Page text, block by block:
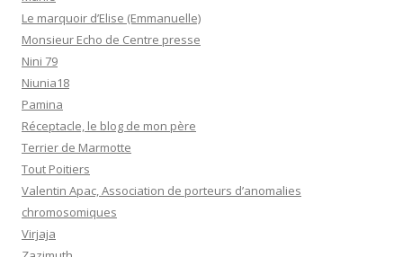
Le marquoir d’Elise (Emmanuelle)
Monsieur Echo de Centre presse
Nini 79
Niunia18
Pamina
Réceptacle, le blog de mon père
Terrier de Marmotte
Tout Poitiers
Valentin Apac, Association de porteurs d’anomalies
chromosomiques
Virjaja